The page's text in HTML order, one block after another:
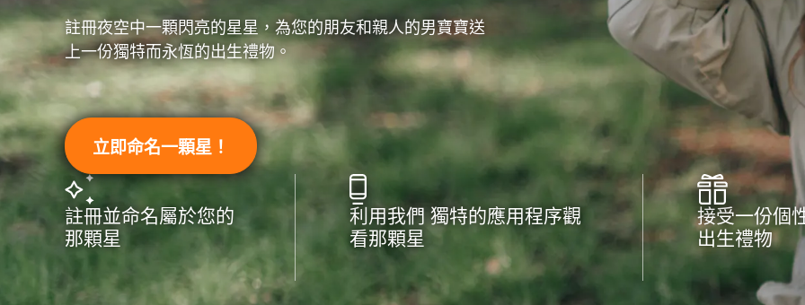
註冊夜空中一顆閃亮的星星，為您的朋友和親人的男寶寶送
上一份獨特而永恆的出生禮物。
立即命名一顆星！
註冊並命名屬於您的
那顆星
利用我們 獨特的應用程序觀
看那顆星
接受一份個
出生禮物